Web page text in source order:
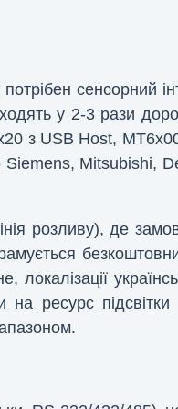
сенсорний
у 2-3 рази
з USB Host,
Siemens, Mitsubishi,
розливу), де
ресурс